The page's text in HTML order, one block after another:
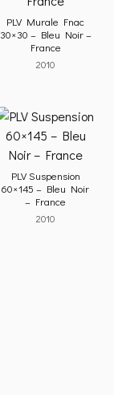
PLV Murale Fnac
30×30 – Bleu Noir –
France
2010
PLV Suspension
60×145 – Bleu Noir
– France
2010